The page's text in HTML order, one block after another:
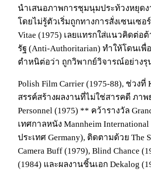
นำเสนอภาพการชุมนุมประท้วงหยุดง
โดยไม่รู้ตัวเริ่มถูกทางการสั่งเซนเซอ
Vitae (1975) เลยแทรกใส่แนวคิดต่อ
รัฐ (Anti-Authoritarian) ทำให้โดนเ
ตำหนิต่อว่า ถูกวิพากย์วิจารณ์อย่างรุ
Polish Film Carrier (1975-88), ช่วงที่
สรรค์สร้างผลงานที่ไม่ใช่สารคดี ภาพ
Personnel (1975) ** คว้ารางวัล
เทศกาลหนัง Mannheim
ประเทศ Germany), ติดตามด้วย The
Camera Buff (1979), Blind Chance
(1984) และผลงานชิ้นเอก Dekalog